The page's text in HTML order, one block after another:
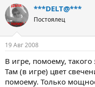
***DELT@***
Постоялец
19 Авг 2008
В игре, помоему, такого
Там (в игре) цвет
помоему. Только